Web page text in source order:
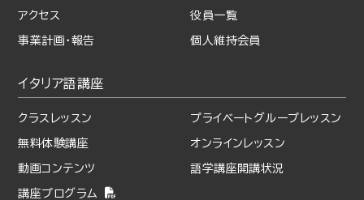
アクセス 役員一覧
事業計画・報告 個人維持会員
イタリア語講座
クラスレッスン プライベート グループレッスン
無料体験講座 オンラインレッスン
動画コンテンツ 語学講座開講状況
講座プログラム